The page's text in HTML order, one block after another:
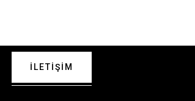
İLETIŞIM